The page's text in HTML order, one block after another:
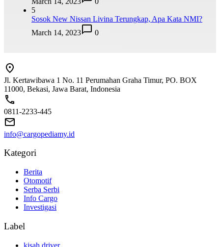
5
Sosok New Nissan Livina Terungkap, Apa Kata NMI?
March 14, 2023
0
Jl. Kertawibawa 1 No. 11 Perumahan Graha Timur, PO. BOX
11000, Bekasi, Jawa Barat, Indonesia
0811-2233-445
info@cargopediamy.id
Kategori
Berita
Otomotif
Serba Serbi
Info Cargo
Investigasi
Label
kisah driver